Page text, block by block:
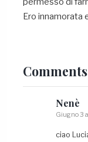
Ero innamorata
Comments
Nenè
Giugno 3
ciao